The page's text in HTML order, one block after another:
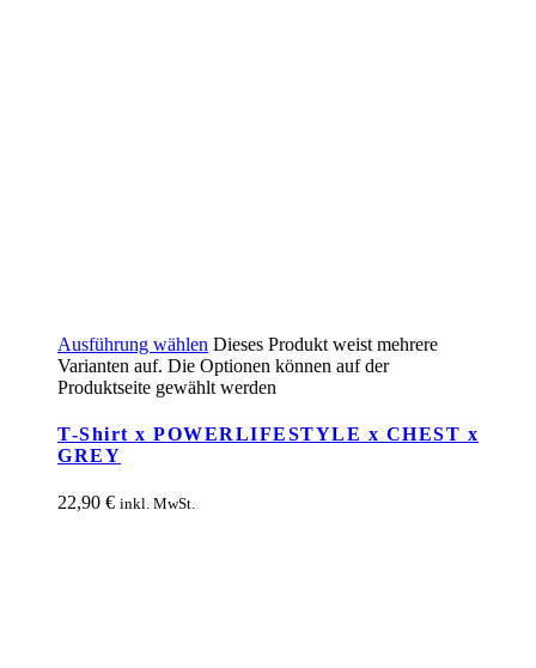
Ausführung wählen Dieses Produkt weist mehrere
Varianten auf. Die Optionen können auf der
Produktseite gewählt werden
T-Shirt x POWERLIFESTYLE x CHEST x
GREY
22,90 € inkl. MwSt.